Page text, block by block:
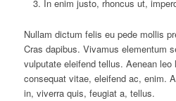
In enim justo, rhoncus ut,
Nullam dictum felis eu pede mollis
Cras dapibus. Vivamus elementum
vulputate eleifend tellus. Aenean leo
consequat vitae, eleifend ac, enim.
in, viverra quis, feugiat a, tellus.